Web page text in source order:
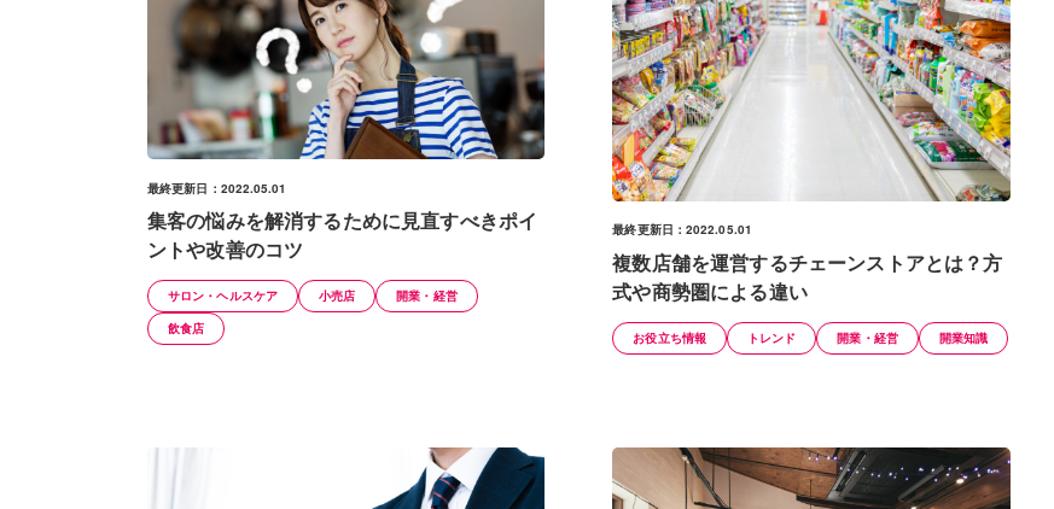
最終更新日：2022.05.01
集客の悩みを解消するために見直すべきポイ
ントや改善のコツ
サロン・ヘルスケア 小売店
開業・経営
飲食店
最終更新日：2022.05.01
複数店舗を運営するチェーンストアとは？方
式や商勢圏による違い
お役立ち情報 トレンド 開業・経営 開業知識